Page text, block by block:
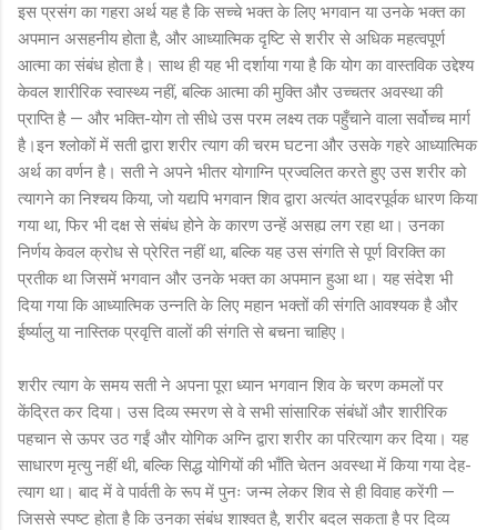
इस प्रसंग का गहरा अर्थ यह है कि सच्चे भक्त के लिए भगवान या उनके भक्त का
अपमान असहनीय होता है, और आध्यात्मिक दृष्टि से शरीर से अधिक महत्वपूर्ण
आत्मा का संबंध होता है। साथ ही यह भी दर्शाया गया है कि योग का वास्तविक उद्देश्य
केवल शारीरिक स्वास्थ्य नहीं, बल्कि आत्मा की मुक्ति और उच्चतर अवस्था की
प्राप्ति है — और भक्ति-योग तो सीधे उस परम लक्ष्य तक पहुँचाने वाला सर्वोच्च मार्ग
है।इन श्लोकों में सती द्वारा शरीर त्याग की चरम घटना और उसके गहरे आध्यात्मिक
अर्थ का वर्णन है। सती ने अपने भीतर योगाग्नि प्रज्वलित करते हुए उस शरीर को
त्यागने का निश्चय किया, जो यद्यपि भगवान शिव द्वारा अत्यंत आदरपूर्वक धारण किया
गया था, फिर भी दक्ष से संबंध होने के कारण उन्हें असह्य लग रहा था। उनका
निर्णय केवल क्रोध से प्रेरित नहीं था, बल्कि यह उस संगति से पूर्ण विरक्ति का
प्रतीक था जिसमें भगवान और उनके भक्त का अपमान हुआ था। यह संदेश भी
दिया गया कि आध्यात्मिक उन्नति के लिए महान भक्तों की संगति आवश्यक है और
ईर्ष्यालु या नास्तिक प्रवृत्ति वालों की संगति से बचना चाहिए।
शरीर त्याग के समय सती ने अपना पूरा ध्यान भगवान शिव के चरण कमलों पर
केंद्रित कर दिया। उस दिव्य स्मरण से वे सभी सांसारिक संबंधों और शारीरिक
पहचान से ऊपर उठ गईं और योगिक अग्नि द्वारा शरीर का परित्याग कर दिया। यह
साधारण मृत्यु नहीं थी, बल्कि सिद्ध योगियों की भाँति चेतन अवस्था में किया गया देह-
त्याग था। बाद में वे पार्वती के रूप में पुनः जन्म लेकर शिव से ही विवाह करेंगी —
जिससे स्पष्ट होता है कि उनका संबंध शाश्वत है, शरीर बदल सकता है पर दिव्य